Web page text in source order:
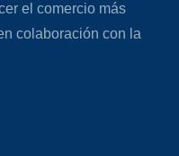
el comercio más
colaboración con la